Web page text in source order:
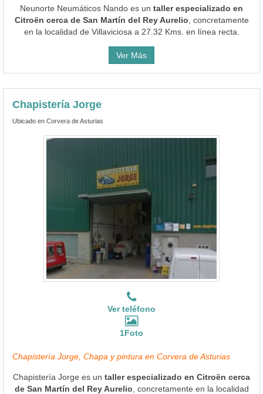
Neunorte Neumáticos Nando es un taller especializado en
Citroën cerca de San Martín del Rey Aurelio , concretamente
en la localidad de Villaviciosa a 27.32 Kms. en línea recta.
Ver Más
Chapistería Jorge
Ubicado en Corvera de Asturias
Ver teléfono
1Foto
Chapistería Jorge, Chapa y pintura en Corvera de Asturias
Chapistería Jorge es un taller especializado en Citroën cerca
de San Martín del Rey Aurelio , concretamente en la localidad